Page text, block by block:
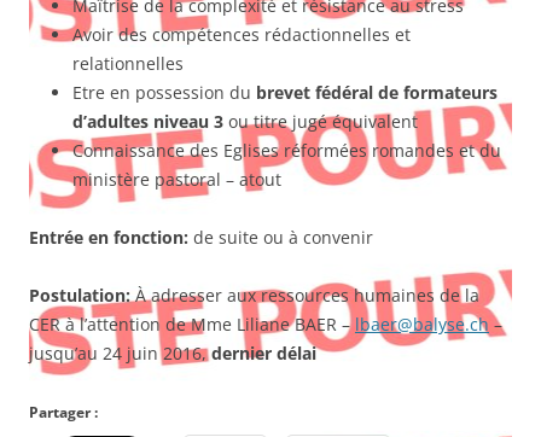
Maîtrise de la complexité et résistance au stress
Avoir des compétences rédactionnelles et
relationnelles
Etre en possession du brevet fédéral de formateurs
d’adultes niveau 3 ou titre jugé équivalent
Connaissance des Eglises réformées romandes et du
ministère pastoral – atout
Entrée en fonction: de suite ou à convenir
Postulation:À adresser aux ressources humaines de la
CER à l’attention de Mme Liliane BAER – lbaer@balyse.ch –
jusqu’au 24 juin 2016,dernier délai
Partager :